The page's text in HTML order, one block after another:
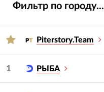
Фильтр по городу...
Piterstory.Team
1 РЫБА